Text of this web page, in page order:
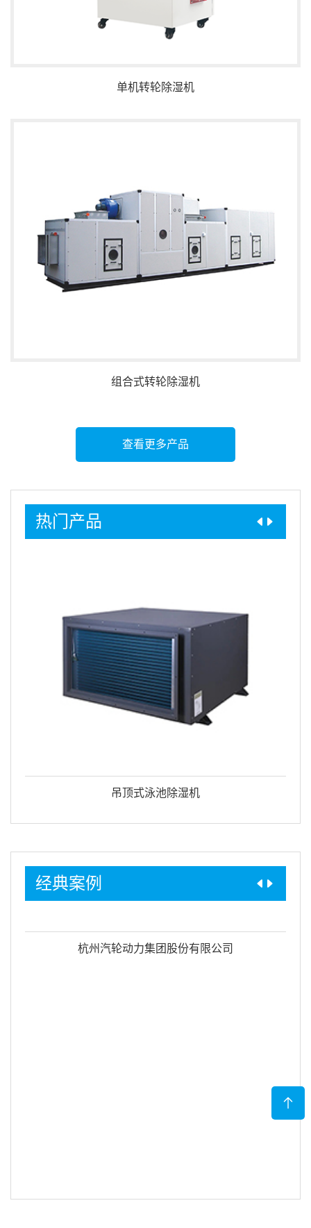
单机转轮除湿机
组合式转轮除湿机
查看更多产品
热门产品
吊顶式泳池除湿机
经典案例
杭州汽轮动力集团股份有限公司